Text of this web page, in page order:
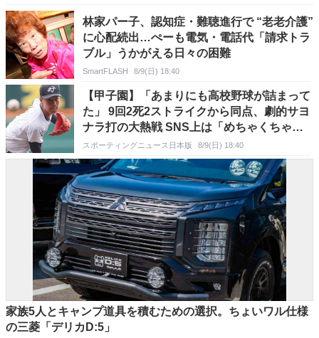
林家パー子、認知症・難聴進行で “老老介護”
に心配続出…ぺーも電気・電話代「請求トラ
ブル」うかがえる日々の困難
SmartFLASH 8/9(日) 18:40
【甲子園】「あまりにも高校野球が詰まって
た」 9回2死2ストライクから同点、劇的サヨ
ナラ打の大熱戦 SNS上は「めちゃくちゃい
い試合」と大熱狂の声続々
スポーティングニュース日本版 8/9(日) 18:40
家族5人とキャンプ道具を積むための選択。ちょいワル仕様
の三菱「デリカD:5」